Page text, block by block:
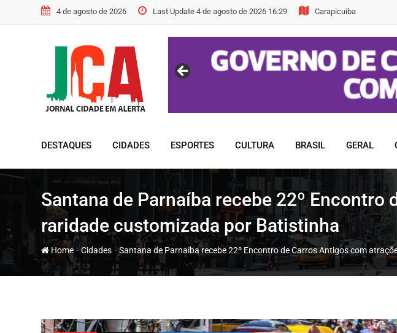
to
4 de agosto de 2026 Last Update 4 de agosto de 2026 16:29 Carapicuiba
DESTAQUES CIDADES ESPORTES CULTURA BRASIL GERAL
Santana de Parnaíba recebe 22º
raridade customizada por Batistinha
Home-Cidades -Santana de Parnaíba recebe 22º Encontro de Carros Antigos com